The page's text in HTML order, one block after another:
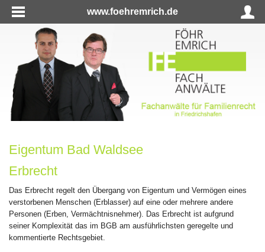
www.foehremrich.de
Eigentum Bad Waldsee
Erbrecht
Das Erbrecht regelt den Übergang von Eigentum und Vermögen eines
verstorbenen Menschen (Erblasser) auf eine oder mehrere andere
Personen (Erben, Vermächtnisnehmer). Das Erbrecht ist aufgrund
seiner Komplexität das im BGB am ausführlichsten geregelte und
kommentierte Rechtsgebiet.